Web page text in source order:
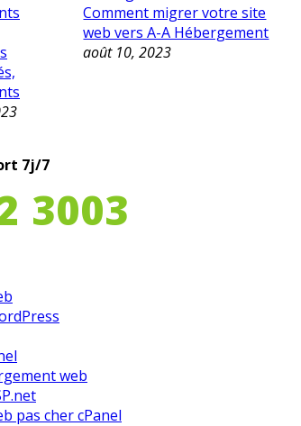
Comment migrer votre site
web vers A-A Hébergement
août 10, 2023
7j/7
3003
web
pas cher cPanel